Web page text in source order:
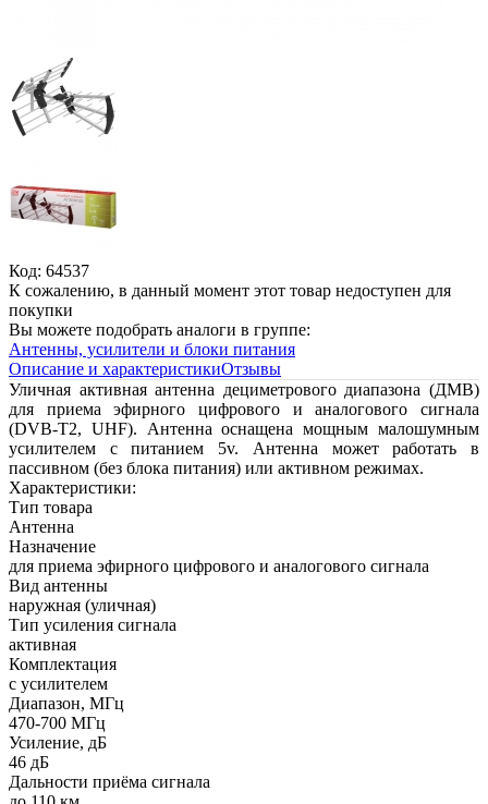
Код: 64537
К сожалению, в данный момент этот товар недоступен для
покупки
Вы можете подобрать аналоги в группе:
Антенны, усилители и блоки питания
Описание и характеристикиОтзывы
Уличная активная антенна дециметрового диапазона (ДМВ)
для приема эфирного цифрового и аналогового сигнала
(DVB-T2, UHF). Антенна оснащена мощным малошумным
усилителем с питанием 5v. Антенна может работать в
пассивном (без блока питания) или активном режимах.
Характеристики:
Тип товара
Антенна
Назначение
для приема эфирного цифрового и аналогового сигнала
Вид антенны
наружная (уличная)
Тип усиления сигнала
активная
Комплектация
с усилителем
Диапазон, МГц
470-700 МГц
Усиление, дБ
46 дБ
Дальности приёма сигнала